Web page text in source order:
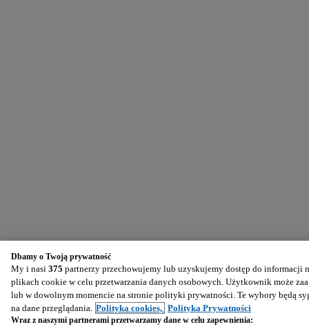
Dbamy o Twoją prywatność
My i nasi 375 partnerzy przechowujemy lub uzyskujemy dostęp do
plikach cookie w celu przetwarzania danych osobowych. Użytkownik może
lub w dowolnym momencie na stronie polityki prywatności. Te wybory będą
na dane przeglądania. Polityka cookies, Polityka Prywatności
Wraz z naszymi partnerami przetwarzamy dane w celu zapewnienia: